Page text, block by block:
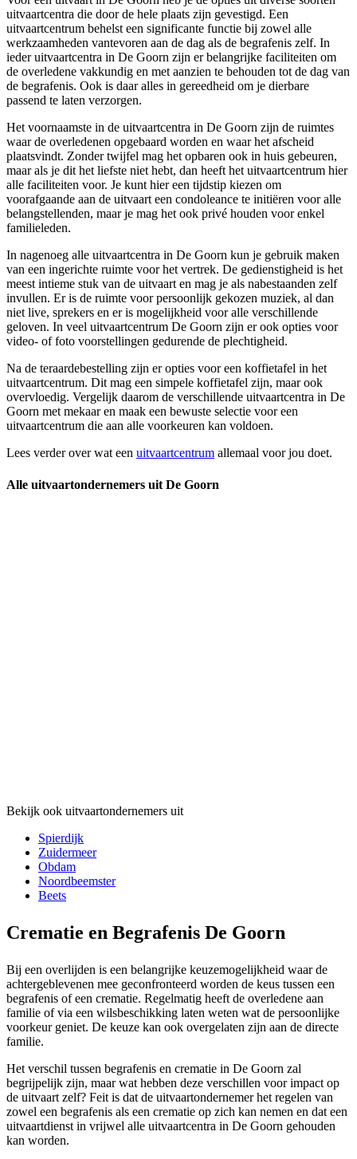
uitvaartcentra die door de hele plaats zijn gevestigd. Een
uitvaartcentrum behelst een significante functie bij zowel alle
werkzaamheden vantevoren aan de dag als de begrafenis zelf. In
ieder uitvaartcentra in De Goorn zijn er belangrijke faciliteiten om
de overledene vakkundig en met aanzien te behouden tot de dag van
de begrafenis. Ook is daar alles in gereedheid om je dierbare
passend te laten verzorgen.
Het voornaamste in de uitvaartcentra in De Goorn zijn de ruimtes
waar de overledenen opgebaard worden en waar het afscheid
plaatsvindt. Zonder twijfel mag het opbaren ook in huis gebeuren,
maar als je dit het liefste niet hebt, dan heeft het uitvaartcentrum hier
alle faciliteiten voor. Je kunt hier een tijdstip kiezen om
voorafgaande aan de uitvaart een condoleance te initiëren voor alle
belangstellenden, maar je mag het ook privé houden voor enkel
familieleden.
In nagenoeg alle uitvaartcentra in De Goorn kun je gebruik maken
van een ingerichte ruimte voor het vertrek. De gedienstigheid is het
meest intieme stuk van de uitvaart en mag je als nabestaanden zelf
invullen. Er is de ruimte voor persoonlijk gekozen muziek, al dan
niet live, sprekers en er is mogelijkheid voor alle verschillende
geloven. In veel uitvaartcentrum De Goorn zijn er ook opties voor
video- of foto voorstellingen gedurende de plechtigheid.
Na de teraardebestelling zijn er opties voor een koffietafel in het
uitvaartcentrum. Dit mag een simpele koffietafel zijn, maar ook
overvloedig. Vergelijk daarom de verschillende uitvaartcentra in De
Goorn met mekaar en maak een bewuste selectie voor een
uitvaartcentrum die aan alle voorkeuren kan voldoen.
Lees verder over wat een uitvaartcentrum allemaal voor jou doet.
Alle uitvaartondernemers uit De Goorn
Bekijk ook uitvaartondernemers uit
Spierdijk
Zuidermeer
Obdam
Noordbeemster
Beets
Crematie en Begrafenis De Goorn
Bij een overlijden is een belangrijke keuzemogelijkheid waar de
achtergeblevenen mee geconfronteerd worden de keus tussen een
begrafenis of een crematie. Regelmatig heeft de overledene aan
familie of via een wilsbeschikking laten weten wat de persoonlijke
voorkeur geniet. De keuze kan ook overgelaten zijn aan de directe
familie.
Het verschil tussen begrafenis en crematie in De Goorn zal
begrijpelijk zijn, maar wat hebben deze verschillen voor impact op
de uitvaart zelf? Feit is dat de uitvaartondernemer het regelen van
zowel een begrafenis als een crematie op zich kan nemen en dat een
uitvaartdienst in vrijwel alle uitvaartcentra in De Goorn gehouden
kan worden.